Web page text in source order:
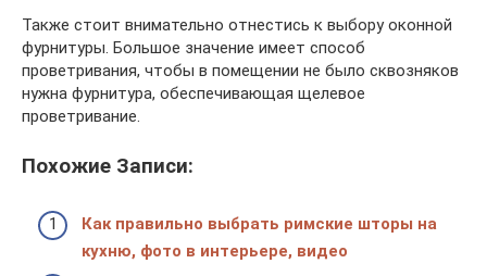
Также стоит внимательно отнестись к выбору оконной
фурнитуры. Большое значение имеет способ
проветривания, чтобы в помещении не было сквозняков
нужна фурнитура, обеспечивающая щелевое
проветривание.
Похожие Записи:
Как правильно выбрать римские шторы на
кухню, фото в интерьере, видео